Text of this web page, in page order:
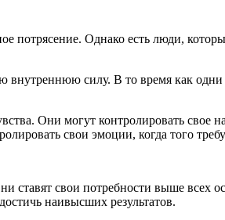
потрясение. Однако есть люди,
силу. В то время как одни
Они могут контролировать свое
свои эмоции, когда того
ставят свои потребности выше всех
наивысших результатов.